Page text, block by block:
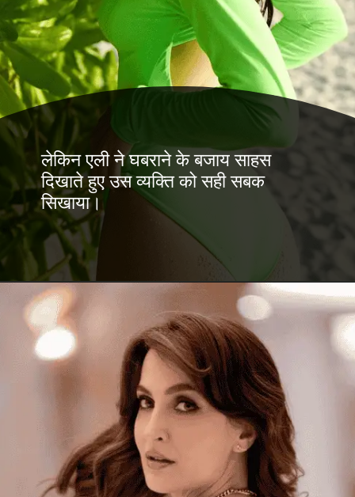
लेकिन एली ने घबराने के बजाय साहस
दिखाते हुए उस व्यक्ति को सही सबक
सिखाया।